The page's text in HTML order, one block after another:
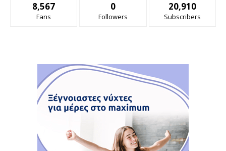
8,567
Fans
0
Followers
20,910
Subscribers